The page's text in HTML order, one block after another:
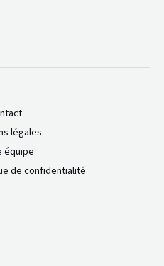
légales
équipe
de confidentialité